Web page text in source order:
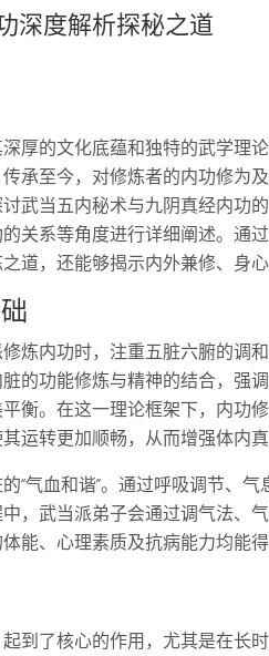
深度解析探秘之道
厚的文化底蕴和独特的武学理
承至今，对修炼者的内功修为
武当五内秘术与九阴真经内功
关系等角度进行详细阐述。通
道，还能够揭示内外兼修、身心
炼内功时，注重五脏六腑的调
的功能修炼与精神的结合，强调
衡。在这一理论框架下，内功
运转更加顺畅，从而增强体内真
“气血和谐”。通过呼吸调节、
，武当派弟子会通过调气法、
能、心理素质及抗病能力均能得
到了核心的作用，尤其是在长